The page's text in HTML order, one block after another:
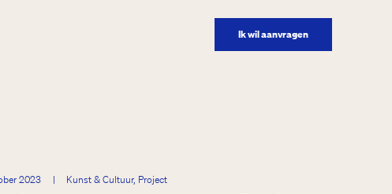
Ik wil aanvragen
2023 | Kunst & Cultuur, Project